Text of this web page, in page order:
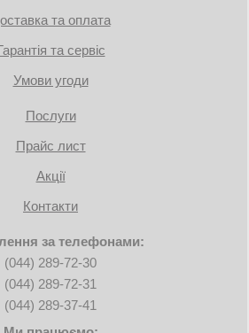
та оплата
та сервіс
Умови угоди
Послуги
Прайс лист
Акції
Контакти
за телефонами:
(044) 289-72-30
(044) 289-72-31
(044) 289-37-41